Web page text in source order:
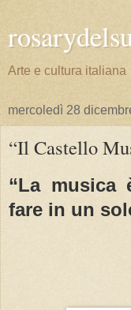
Arte e cultura italiana
mercoledì 28
“Il Castello
“La
fare in un